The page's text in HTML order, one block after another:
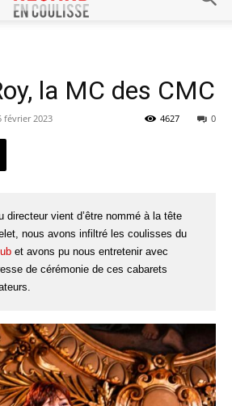
la MC des CMC
février 2023 0
4627
directeur vient d’être nommé à la tête
nous avons infiltré les coulisses du
et avons pu nous entretenir avec
de cérémonie de ces cabarets